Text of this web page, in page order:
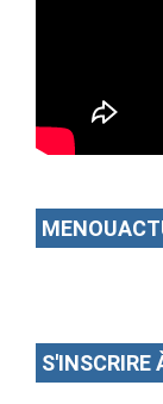
S'INSCRIRE